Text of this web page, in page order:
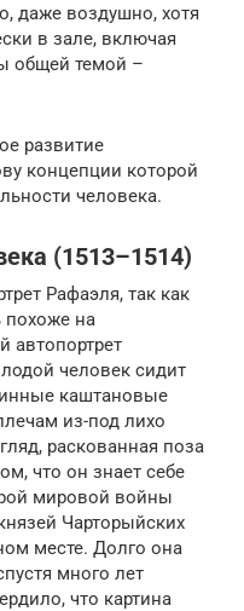
даже воздушно, хотя
в зале, включая
общей темой –
развитие
концепции которой
человека.
(1513–1514)
Рафаэля, так как
похоже на
автопортрет
человек сидит
каштановые
из-под лихо
раскованная поза
что он знает себе
мировой войны
Чарторыйских
месте. Долго она
много лет
что картина